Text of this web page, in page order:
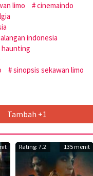
limo
cinemaindo
indonesia
haunting
sinopsis sekawan limo
Tambah +1
Rating: 7.2 135 menit